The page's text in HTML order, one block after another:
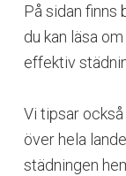
På sidan finns
du kan läsa
effektiv
Vi tipsar
över hela
städningen